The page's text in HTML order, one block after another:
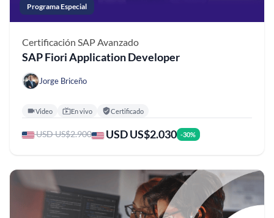
Programa Especial
Certificación SAPAvanzado
SAP Fiori Application Developer
Jorge Briceño
Video En vivo Certificado
USD US$2.900 USD US$2.030 -30%